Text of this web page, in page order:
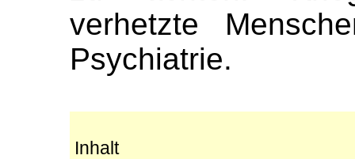
verhetzte
Psychiatrie.
Inhalt